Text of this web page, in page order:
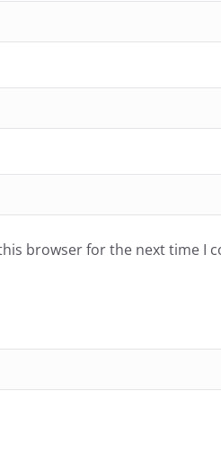
browser for the next time I